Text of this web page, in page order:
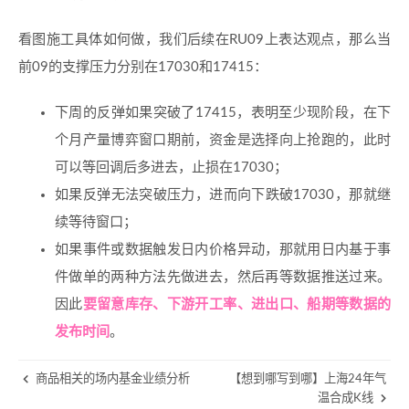
看图施工具体如何做，我们后续在RU09上表达观点，那么当
前09的支撑压力分别在17030和17415：
下周的反弹如果突破了17415，表明至少现阶段，在下
个月产量博弈窗口期前，资金是选择向上抢跑的，此时
可以等回调后多进去，止损在17030；
如果反弹无法突破压力，进而向下跌破17030，那就继
续等待窗口；
如果事件或数据触发日内价格异动，那就用日内基于事
件做单的两种方法先做进去，然后再等数据推送过来。
因此要留意库存、下游开工率、进出口、船期等数据的
发布时间 。
商品相关的场内基金业绩分析
【想到哪写到哪】上海24年气
温合成K线